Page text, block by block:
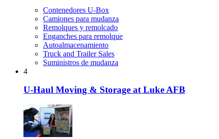
Contenedores U-Box
Camiones para mudanza
Remolques y remolcado
Enganches para remolque
Autoalmacenamiento
Truck and Trailer Sales
Suministros de mudanza
4
U-Haul Moving & Storage at Luke AFB